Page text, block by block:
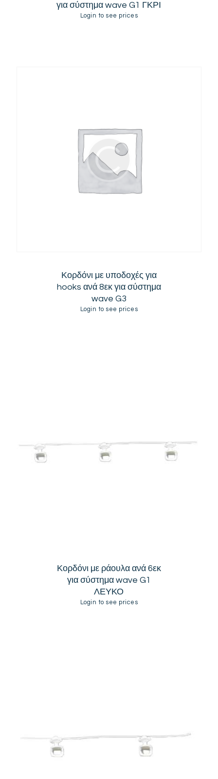
για σύστημα wave G1 ΓΚΡΙ
Login to see prices
Κορδόνι με υποδοχές για
hooks ανά 8εκ για σύστημα
wave G3
Login to see prices
Κορδόνι με ράουλα ανά 6εκ
για σύστημα wave G1
ΛΕΥΚΟ
Login to see prices